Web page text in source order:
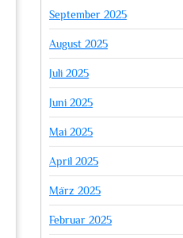
September 2025
August 2025
Juli 2025
Juni 2025
Mai 2025
April 2025
März 2025
Februar 2025